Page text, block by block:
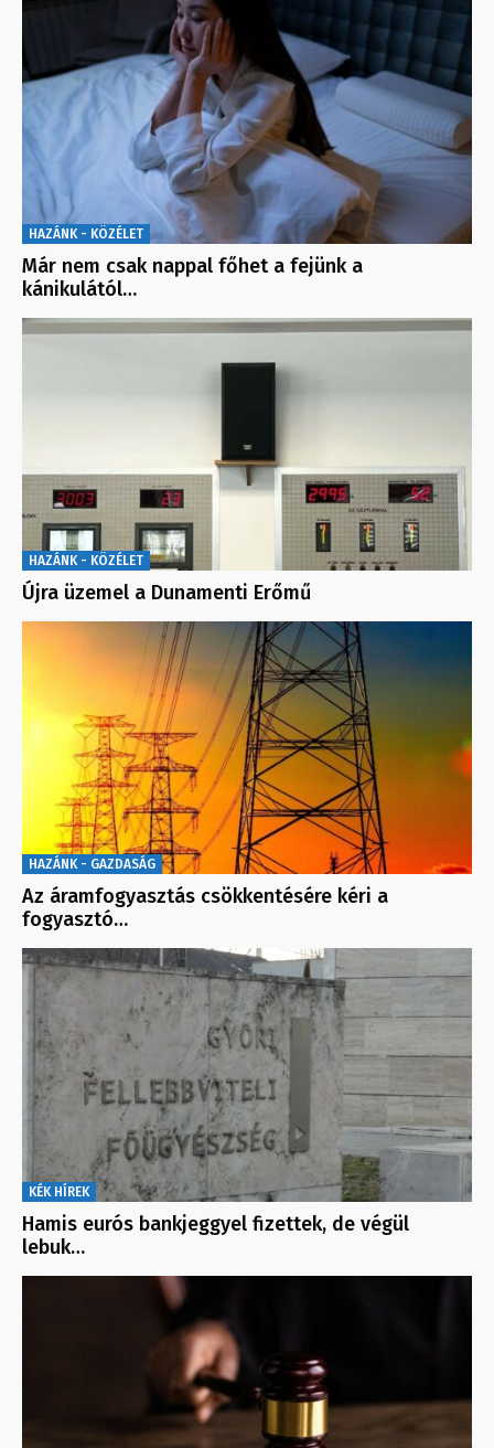
HAZÁNK - KÖZÉLET
Már nem csak nappal főhet a fejünk a
kánikulától…
HAZÁNK - KÖZÉLET
Újra üzemel a Dunamenti Erőmű
HAZÁNK - GAZDASÁG
Az áramfogyasztás csökkentésére kéri a
fogyasztó…
KÉK HÍREK
Hamis eurós bankjeggyel fizettek, de végül
lebuk…